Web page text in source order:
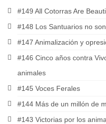
#149 All Cotorras Are
#148 Los Santuarios no
#147 Animalización y
#146 Cinco años contra
animales
#145 Voces Ferales
#144 Más de un millón de
#143 Victorias por los